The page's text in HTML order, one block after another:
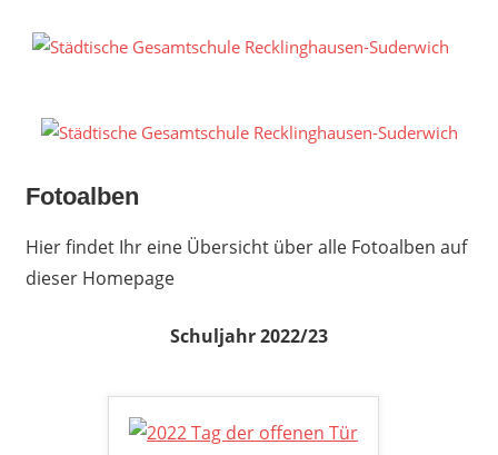
Inhalt
Fotoalben
Hier findet Ihr eine Übersicht über alle Fotoalben auf
dieser Homepage
Schuljahr 2022/23